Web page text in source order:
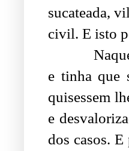
sucateada,
civil. E isto
Naqueles
e tinha que
quisessem
e
dos casos.